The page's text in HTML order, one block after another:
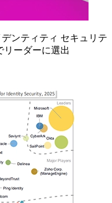
デンティティ セキュリテ
リーダーに選出